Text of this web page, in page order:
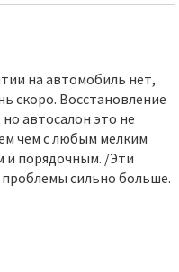
на автомобиль нет,
скоро. Восстановление
автосалон это не
чем с любым мелким
и порядочным. /Эти
сильно больше.